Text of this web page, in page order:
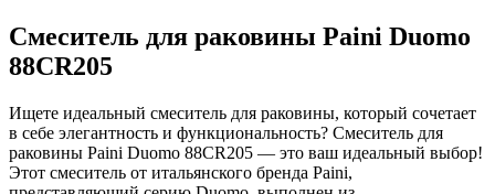
Смеситель для раковины Paini Duomo
88CR205
Ищете идеальный смеситель для раковины, который сочетает
в себе элегантность и функциональность? Смеситель для
раковины Paini Duomo 88CR205 — это ваш идеальный выбор!
Этот смеситель от итальянского бренда Paini,